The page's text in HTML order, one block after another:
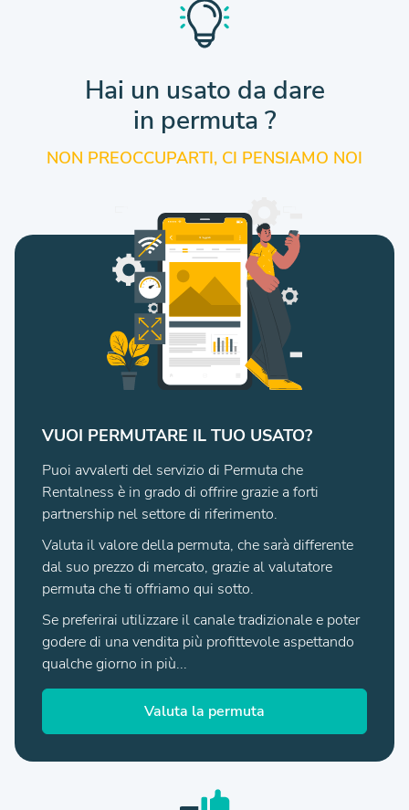
Hai un usato da dare
in permuta ?
NON PREOCCUPARTI, CI PENSIAMO NOI
VUOI PERMUTARE IL TUO USATO?
Puoi avvalerti del servizio di Permuta che
Rentalness è in grado di offrire grazie a forti
partnership nel settore di riferimento.
Valuta il valore della permuta, che sarà differente
dal suo prezzo di mercato, grazie al valutatore
permuta che ti offriamo qui sotto.
Se preferirai utilizzare il canale tradizionale e poter
godere di una vendita più profittevole aspettando
qualche giorno in più...
Valuta la permuta